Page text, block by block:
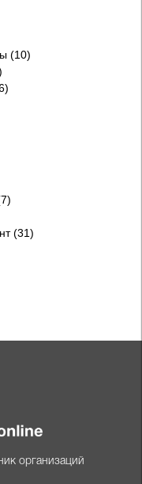
(10)
(31)
организаций